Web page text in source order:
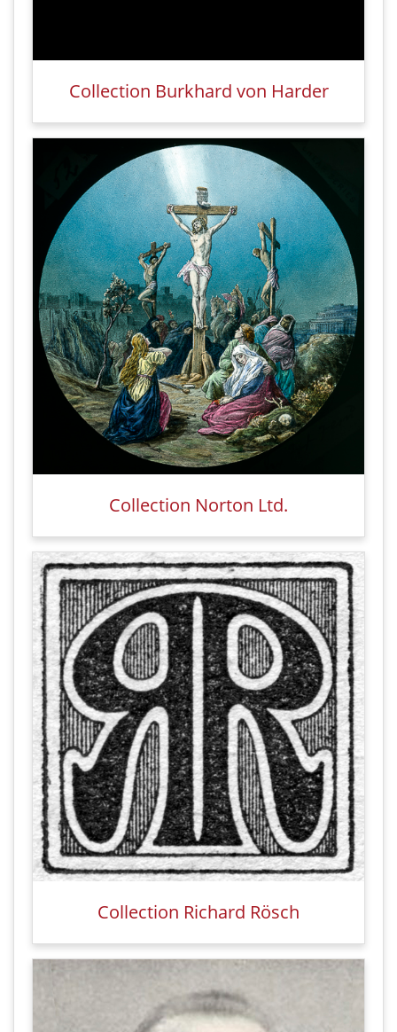
Collection Burkhard von Harder
Collection Norton Ltd.
Collection Richard Rösch